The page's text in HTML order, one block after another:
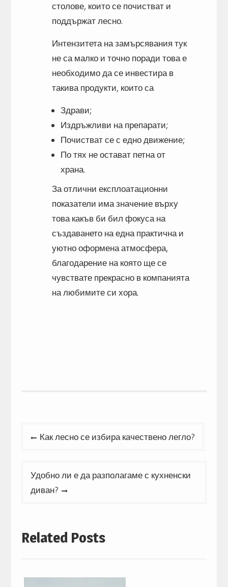
столове, които се почистват и
поддържат лесно.
Интензитета на замърсявания тук
не са малко и точно поради това е
необходимо да се инвестира в
такива продукти, които са
Здрави;
Издръжливи на препарати;
Почистват се с едно движение;
По тях не остават петна от
храна.
За отлични експлоатационни
показатели има значение върху
това какъв би бил фокуса на
създаването на една практична и
уютно оформена атмосфера,
благодарение на която ще се
чувствате прекрасно в компанията
на любимите си хора.
Как лесно се избира качествено легло?
Удобно ли е да разполагаме с кухненски
диван?
Related Posts